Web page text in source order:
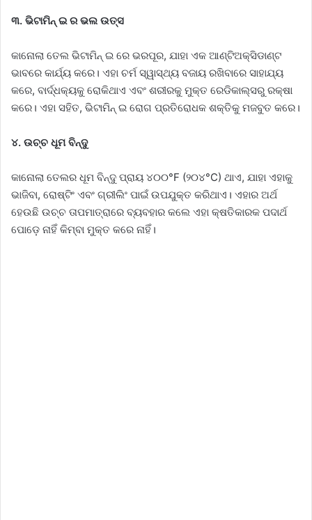
୩. ଭିଟାମିନ୍ ଇ ର ଭଲ ଉତ୍ସ
କାନୋଲା ତେଲ ଭିଟାମିନ୍ ଇ ରେ ଭରପୂର, ଯାହା ଏକ ଆଣ୍ଟିଅକ୍ସିଡାଣ୍ଟ
ଭାବରେ କାର୍ଯ୍ୟ କରେ। ଏହା ଚର୍ମ ସ୍ୱାସ୍ଥ୍ୟ ବଜାୟ ରଖିବାରେ ସାହାଯ୍ୟ
କରେ, ବାର୍ଦ୍ଧକ୍ୟକୁ ରୋକିଥାଏ ଏବଂ ଶରୀରକୁ ମୁକ୍ତ ରେଡିକାଲ୍ସରୁ ରକ୍ଷା
କରେ। ଏହା ସହିତ, ଭିଟାମିନ୍ ଇ ରୋଗ ପ୍ରତିରୋଧକ ଶକ୍ତିକୁ ମଜବୁତ କରେ।
୪. ଉଚ୍ଚ ଧୂମ ବିନ୍ଦୁ
କାନୋଲା ତେଲର ଧୂମ ବିନ୍ଦୁ ପ୍ରାୟ ୪୦୦°F (୨୦୪°C) ଥାଏ, ଯାହା ଏହାକୁ
ଭାଜିବା, ରୋଷ୍ଟିଂ ଏବଂ ଗ୍ରୀଲିଂ ପାଇଁ ଉପଯୁକ୍ତ କରିଥାଏ। ଏହାର ଅର୍ଥ
ହେଉଛି ଉଚ୍ଚ ତାପମାତ୍ରାରେ ବ୍ୟବହାର କଲେ ଏହା କ୍ଷତିକାରକ ପଦାର୍ଥ
ପୋଡ଼େ ନାହିଁ କିମ୍ବା ମୁକ୍ତ କରେ ନାହିଁ।